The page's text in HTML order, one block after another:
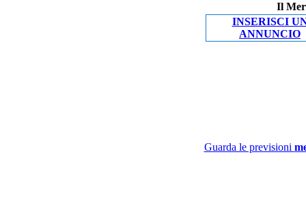
Il
INSERISCI
ANNUNCIO
Guarda le previsioni